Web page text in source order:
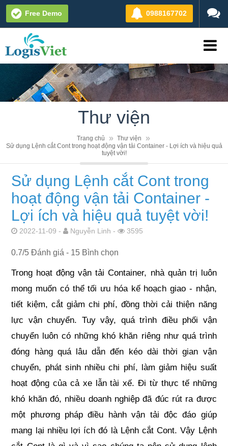
0988167702
Free Demo
Thư viện
Trang chủ
Thư viện
Sử dụng Lệnh cắt Cont trong hoạt động vận tải Container - Lợi ích và hiệu quả
tuyệt vời!
Sử dụng Lệnh cắt Cont trong
hoạt động vận tải Container -
Lợi ích và hiệu quả tuyệt vời!
2022-11-09 - Nguyễn Linh - 3595
0.7/5 Đánh giá - 15 Bình chọn
Trong hoạt động vận tải Container, nhà quản trị luôn
mong muốn có thể tối ưu hóa kế hoạch giao - nhận,
tiết kiệm, cắt giảm chi phí, đồng thời cải thiện năng
lực vận chuyển. Tuy vậy, quá trình điều phối vận
chuyển luôn có những khó khăn riêng như quá trình
đóng hàng quá lâu dẫn đến kéo dài thời gian vận
chuyển, phát sinh nhiều chi phí, làm giảm hiệu suất
hoạt động của cả xe lẫn tài xế. Đi từ thực tế những
khó khăn đó, nhiều doanh nghiệp đã đúc rút ra được
một phương pháp điều hành vận tải độc đáo giúp
mang lại nhiều lợi ích đó là Lệnh cắt Cont. Vậy Lệnh